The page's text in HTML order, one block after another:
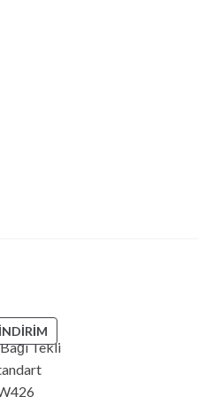
İNDIRIMİNDIRIMDEKI
ÜRÜN